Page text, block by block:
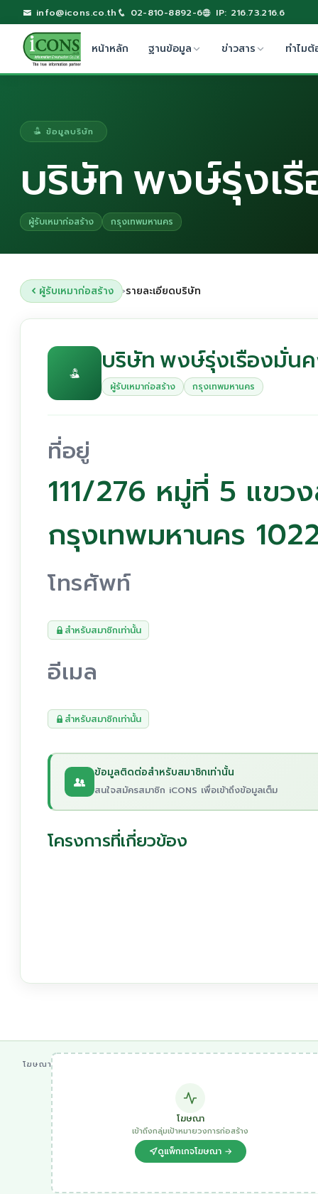
info@icons.co.th 02-810-8892-6 IP: 216.73.216.6
หน้าหลัก ฐานข้อมูล ข่าวสาร ทำไมต้
ข้อมูลบริษัท
บริษัท พงษ์รุ่งเ
ผู้รับเหมาก่อสร้าง กรุงเทพมหานคร
ผู้รับเหมาก่อสร้าง ›รายละเอียดบริษัท
บริษัท พงษ์รุ่งเรืองมั่น
ผู้รับเหมาก่อสร้าง กรุงเทพมหานคร
ที่อยู่
111/276 หมู่ที่ 5 แขว
กรุงเทพมหานคร
โทรศัพท์
สำหรับสมาชิกเท่านั้น
อีเมล
สำหรับสมาชิกเท่านั้น
ข้อมูลติดต่อสำหรับสมาชิกเท่านั้น
สนใจสมัครสมาชิก iCONS เพื่อเข้าถึงข้อมูลเต็ม
โครงการที่เกี่ยวข้อง
โฆษณา
โฆษณา
เข้าถึงกลุ่มเป้าหมายวงการก่อสร้าง
ดูแพ็กเกจโฆษณา →